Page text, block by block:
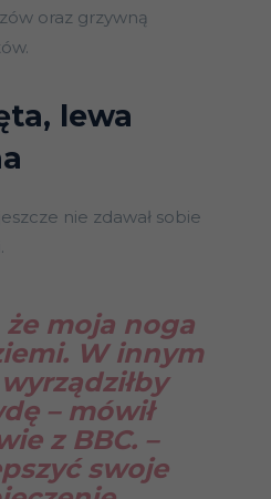
oraz grzywną
lewa
nie zdawał sobie
że moja noga
W innym
– mówił
z BBC. –
swoje